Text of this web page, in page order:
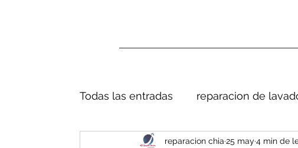
Todas las entradas reparacion de
reparacion chia 25 may 4 min de